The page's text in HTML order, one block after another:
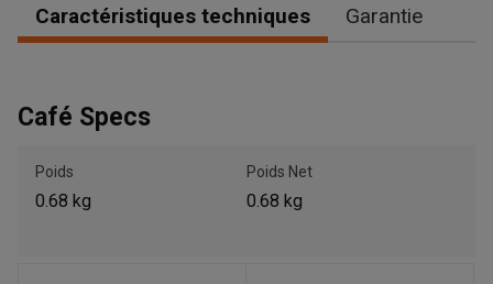
Obtenir une direction
Caractéristiques techniques Garantie
Café Specs
Poids
0.68 kg
Poids Net
0.68 kg